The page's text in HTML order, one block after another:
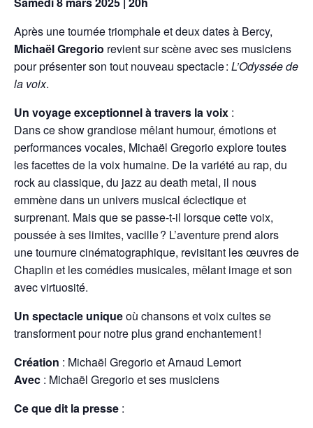
Après une tournée triomphale et deux dates à Bercy,
Michaël Gregorio revient sur scène avec ses musiciens
pour présenter son tout nouveau spectacle : L’Odyssée de
la voix.
Un voyage exceptionnel à travers la voix :
Dans ce show grandiose mêlant humour, émotions et
performances vocales, Michaël Gregorio explore toutes
les facettes de la voix humaine. De la variété au rap, du
rock au classique, du jazz au death metal, il nous
emmène dans un univers musical éclectique et
surprenant. Mais que se passe-t-il lorsque cette voix,
poussée à ses limites, vacille ? L’aventure prend alors
une tournure cinématographique, revisitant les œuvres de
Chaplin et les comédies musicales, mêlant image et son
avec virtuosité.
Un spectacle uniqueoù chansons et voix cultes se
transforment pour notre plus grand enchantement !
Création : Michaël Gregorio et Arnaud Lemort
Avec : Michaël Gregorio et ses musiciens
Ce que dit la presse :